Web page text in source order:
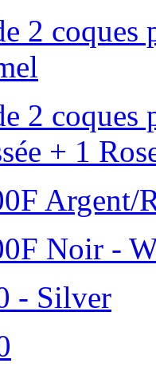
2
2
+ 1
Argent/
Noir -
- Silver